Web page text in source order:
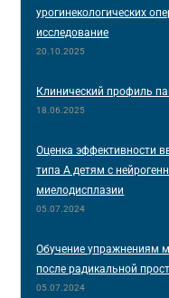
урогинекологических
исследование
20.10.2025
Клинический профиль
18.06.2025
Оценка эффективности
типа А детям с
миелодисплазии
05.07.2024
Обучение упражнениям
после радикальной
05.07.2024